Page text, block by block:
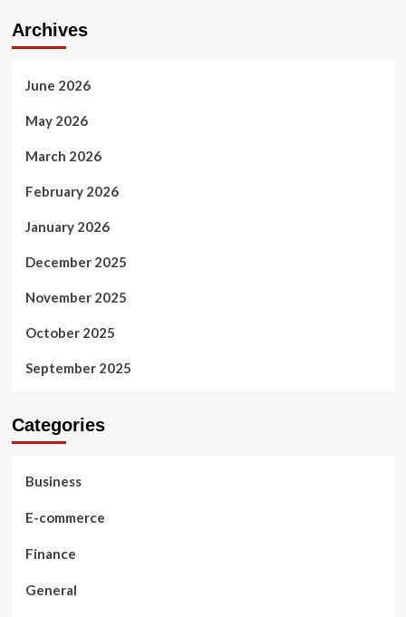
Archives
June 2026
May 2026
March 2026
February 2026
January 2026
December 2025
November 2025
October 2025
September 2025
Categories
Business
E-commerce
Finance
General